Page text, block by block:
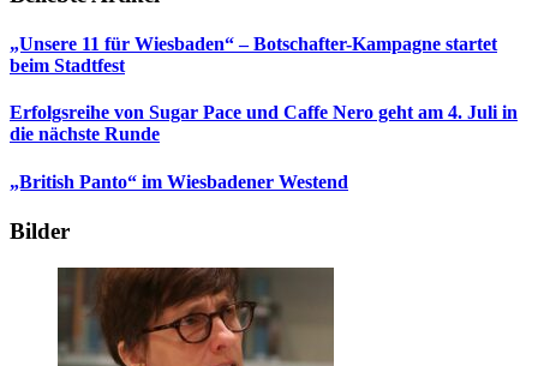
„Unsere 11 für Wiesbaden“ – Botschafter-Kampagne startet
beim Stadtfest
Erfolgsreihe von Sugar Pace und Caffe Nero geht am 4. Juli in
die nächste Runde
„British Panto“ im Wiesbadener Westend
Bilder